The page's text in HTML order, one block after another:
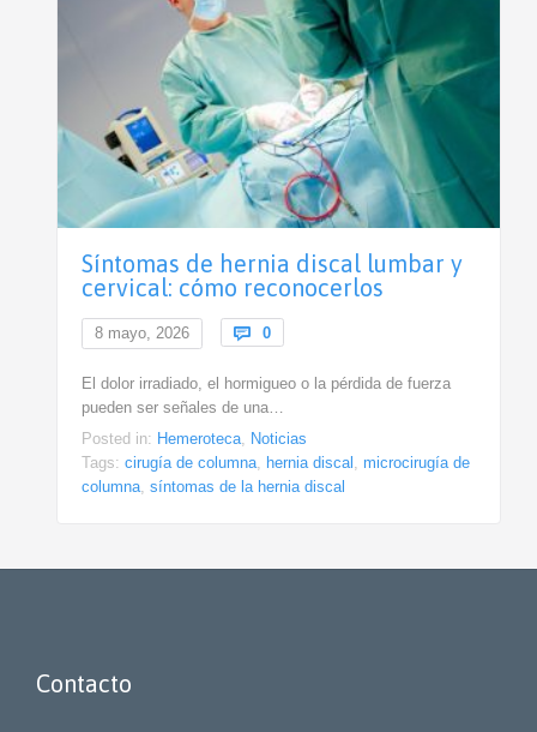
Síntomas de hernia discal lumbar y
cervical: cómo reconocerlos
8 mayo, 2026  0Comments
El dolor irradiado, el hormigueo o la pérdida de fuerza
pueden ser señales de una…
Posted in: Hemeroteca, Noticias
Tags: cirugía de columna, hernia discal , microcirugía de
columna, síntomas de la hernia discal
Contacto